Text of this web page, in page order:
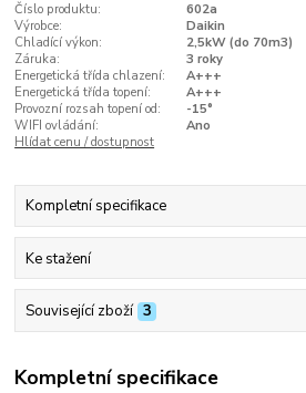
Číslo produktu:
602a
Výrobce:
Daikin
Chladící výkon:
2,5kW (do 70m3)
Záruka:
3 roky
Energetická třída chlazení:
A+++
Energetická třída topení:
A+++
Provozní rozsah topení od:
-15°
WIFI ovládání:
Ano
Hlídat cenu / dostupnost
Kompletní specifikace
Ke stažení
Související zboží 3
Kompletní specifikace